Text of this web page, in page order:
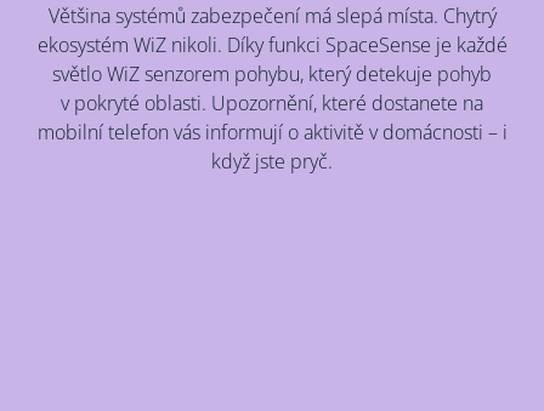
Většina systémů zabezpečení má slepá místa. Chytrý
ekosystém WiZ nikoli. Díky funkci SpaceSense je každé
světlo WiZ senzorem pohybu, který detekuje pohyb
v pokryté oblasti. Upozornění, které dostanete na
mobilní telefon vás informují o aktivitě v domácnosti – i
když jste pryč.